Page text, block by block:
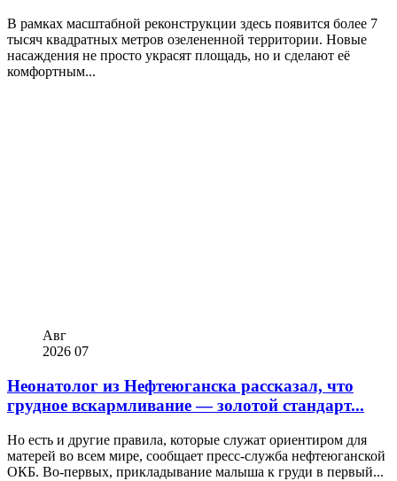
В рамках масштабной реконструкции здесь появится более 7
тысяч квадратных метров озелененной территории. Новые
насаждения не просто украсят площадь, но и сделают её
комфортным...
Авг
2026 07
Неонатолог из Нефтеюганска рассказал, что
грудное вскармливание — золотой стандарт...
Но есть и другие правила, которые служат ориентиром для
матерей во всем мире, сообщает пресс-служба нефтеюганской
ОКБ. Во-первых, прикладывание малыша к груди в первый...